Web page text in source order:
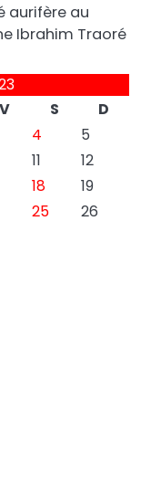
aurifère au
Ibrahim Traoré
V S
D
4
5
11
12
18
19
25
26